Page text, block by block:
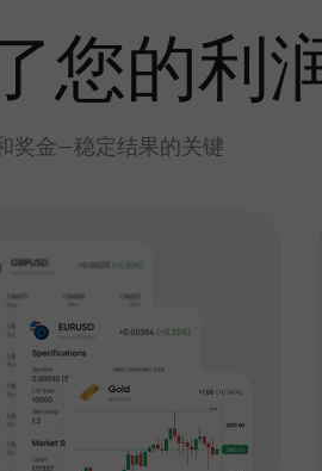
您的利
奖金—稳定结果的关键